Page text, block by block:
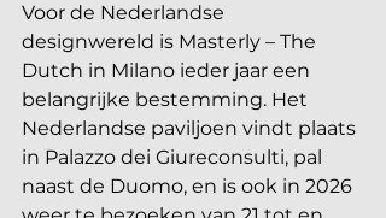
Voor de Nederlandse
designwereld is Masterly – The
Dutch in Milano ieder jaar een
belangrijke bestemming. Het
Nederlandse paviljoen vindt plaats
in Palazzo dei Giureconsulti, pal
naast de Duomo, en is ook in 2026